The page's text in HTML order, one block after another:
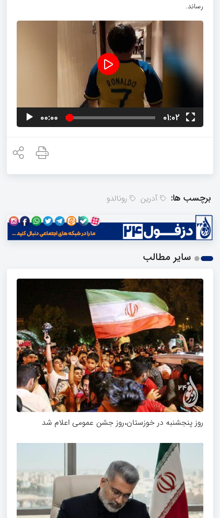
رساند.
00:00 01:02
برچسب ها: آدرین رونالدو
سایر مطالب
روز پنجشنبه در خوزستان،روز جشن عمومی اعلام شد